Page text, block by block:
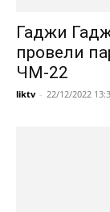
Гаджи
провели
ЧМ-22
liktv - 22/12/2022